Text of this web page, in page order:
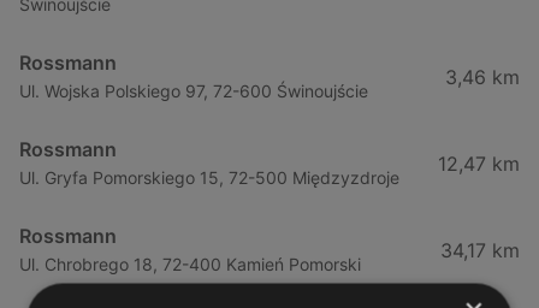
Świnoujście
Rossmann
Ul. Wojska Polskiego 97, 72-600 Świnoujście
3,46 km
Rossmann
Ul. Gryfa Pomorskiego 15, 72-500 Międzyzdroje
12,47 km
Rossmann
Ul. Chrobrego 18, 72-400 Kamień Pomorski
34,17 km